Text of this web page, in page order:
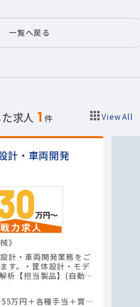
一覧へ戻る
求人 1 件 View All
計・車両開発
》
計・車両開発業務をご
す。・筐体設計・モデ
析【担当製品】(自動車
ート【使用ツール】C
月給40万円～55万円＋各種手当＋賞与年2回